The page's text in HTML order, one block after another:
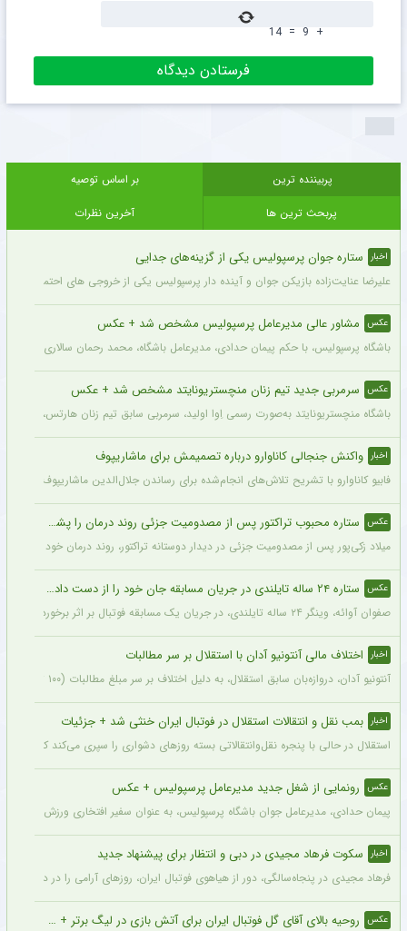
+
9
=
14
پربیننده ترین
بر اساس توصیه
پربحث ترین ها
آخرین نظرات
اخبار ستاره جوان پرسپولیس یکی از گزینه‌های جدایی
علیرضا عنایت‌زاده بازیکن جوان و آینده دار پرسپولیس یکی از خروجی های احتمالی
عکس مشاور عالی مدیرعامل پرسپولیس مشخص شد + عکس
باشگاه پرسپولیس، با حکم پیمان حدادی، مدیرعامل باشگاه، محمد رحمان سالاری به
عکس سرمربی جدید تیم زنان منچستریونایتد مشخص شد + عکس
باشگاه منچستریونایتد به‌صورت رسمی اِوا اولید، سرمربی سابق تیم زنان هارتس، را
اخبار واکنش جنجالی کاناوارو درباره تصمیمش برای ماشاریپوف
فابیو کاناوارو با تشریح تلاش‌های انجام‌شده برای رساندن جلال‌الدین ماشاریپوف به
عکس ستاره محبوب تراکتور پس از مصدومیت جزئی روند درمان را پشت سر گذاشت + عکس
میلاد زکی‌پور پس از مصدومیت جزئی در دیدار دوستانه تراکتور، روند درمان خود را
عکس ستاره ۲۴ ساله تایلندی در جریان مسابقه جان خود را از دست داد + عکس
صفوان آوائه، وینگر ۲۴ ساله تایلندی، در جریان یک مسابقه فوتبال بر اثر برخورد صاعقه جان خود را از دست داد.
اخبار اختلاف مالی آنتونیو آدان با استقلال بر سر مطالبات
آنتونیو آدان، دروازه‌بان سابق استقلال، به دلیل اختلاف بر سر مبلغ مطالبات (۱۰۰ تا ۲۰۰ هزار یورو) قصد شکایت از باشگاه را دارد.
اخبار بمب نقل و انتقالات استقلال در فوتبال ایران خنثی شد + جزئیات
استقلال در حالی با پنجره نقل‌وانتقالاتی بسته روزهای دشواری را سپری می‌کند که در
عکس رونمایی از شغل جدید مدیرعامل پرسپولیس + عکس
پیمان حدادی، مدیرعامل جوان باشگاه پرسپولیس، به عنوان سفیر افتخاری ورزش چوگان
اخبار سکوت فرهاد مجیدی در دبی و انتظار برای پیشنهاد جدید
فرهاد مجیدی در پنجاه‌سالگی، دور از هیاهوی فوتبال ایران، روزهای آرامی را در دبی
عکس روحیه بالای آقای گل فوتبال ایران برای آتش بازی در لیگ برتر + عکس